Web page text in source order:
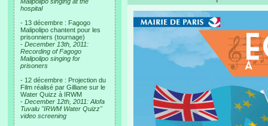
hospital
- 13 décembre : Fagogo
Malipolipo chantent pour les
prisonniers (tournage)
- December 13th, 2011:
Recording of Fagogo
Malipolipo singing for
prisoners
- 12 décembre : Projection du
Film réalisé par Gilliane sur le
Water Quizz à IRWM
- December 12th, 2011: Alofa
Tuvalu "IRWM Water Quizz"
video screening